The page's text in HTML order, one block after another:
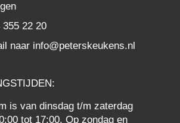
355 22 20
naar info@peterskeukens.nl
is van dinsdag t/m zaterdag
tot 17:00. Op zondag en